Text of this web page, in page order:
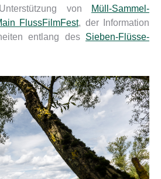
von
Müll-Sammel-
FlussFilmFest, der Information
entlang des Sieben-Flüsse-